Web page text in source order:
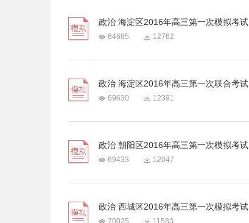
政治 海淀区2016年高三第一次模拟考试
64685 12762
政治 海淀区2016年高三第一次联合考试
69630 12391
政治 朝阳区2016年高三第一次模拟考试
69433 12047
政治 西城区2016年高三第一次模拟考试
70025 11583